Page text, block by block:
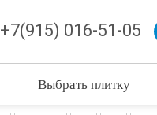
+7(915) 016-51-05
Выбрать плитку